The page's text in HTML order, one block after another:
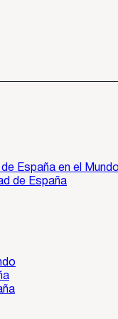
España en el
de España